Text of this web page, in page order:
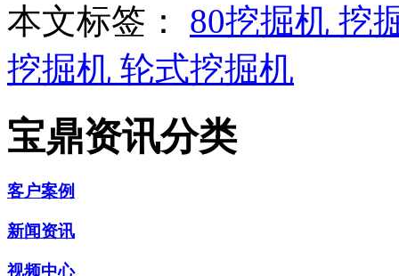
本文标签： 80挖掘机 挖
挖掘机 轮式挖掘机
宝鼎资讯分类
客户案例
新闻资讯
视频中心